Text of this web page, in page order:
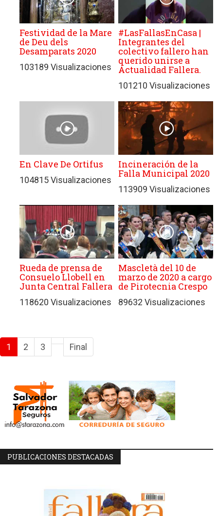
Festividad de la Mare
de Deu dels
Desamparats 2020
103189 Visualizaciones
#LasFallasEnCasa |
Integrantes del
colectivo fallero han
querido unirse a
Actualidad Fallera.
101210 Visualizaciones
En Clave De Ortifus
104815 Visualizaciones
Incineración de la
Falla Municipal 2020
113909 Visualizaciones
Rueda de prensa de
Consuelo Llobell en
Junta Central Fallera
118620 Visualizaciones
Mascletà del 10 de
marzo de 2020 a cargo
de Pirotecnia Crespo
89632 Visualizaciones
1 2 3 Final
PUBLICACIONES DESTACADAS